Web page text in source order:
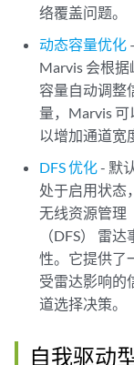
络覆盖问题。
动态容量优化
Marvis 会根
容量自动调整
量，Marvis
以增加通道宽
DFS 优化- 默
处于启用状态
无线资源管理
（DFS） 雷
性。它提供了
受雷达影响的
道选择决策。
自我驱动